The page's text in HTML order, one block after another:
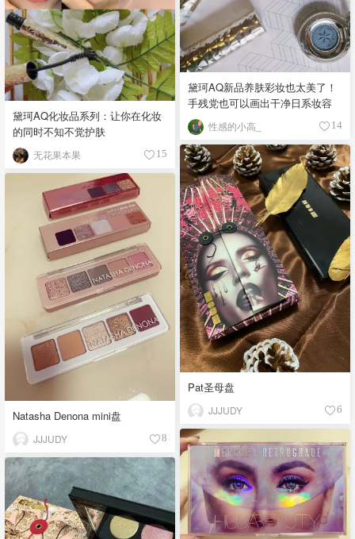
黛珂AQ新品养肤彩妆也太美了！
手残党也可以画出干净日系妆容
性感的小高_ 14
黛珂AQ化妆品系列：让你在化妆
的同时不知不觉护肤
无花果本果 15
Pat圣母盘
JJJUDY 6
Natasha Denona mini盘
JJJUDY 8